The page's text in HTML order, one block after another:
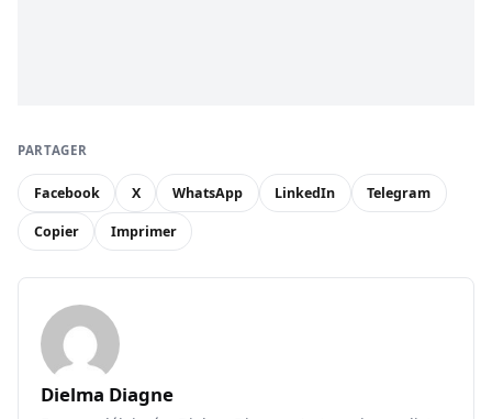
PARTAGER
Facebook X WhatsApp LinkedIn Telegram
Copier Imprimer
Dielma Diagne